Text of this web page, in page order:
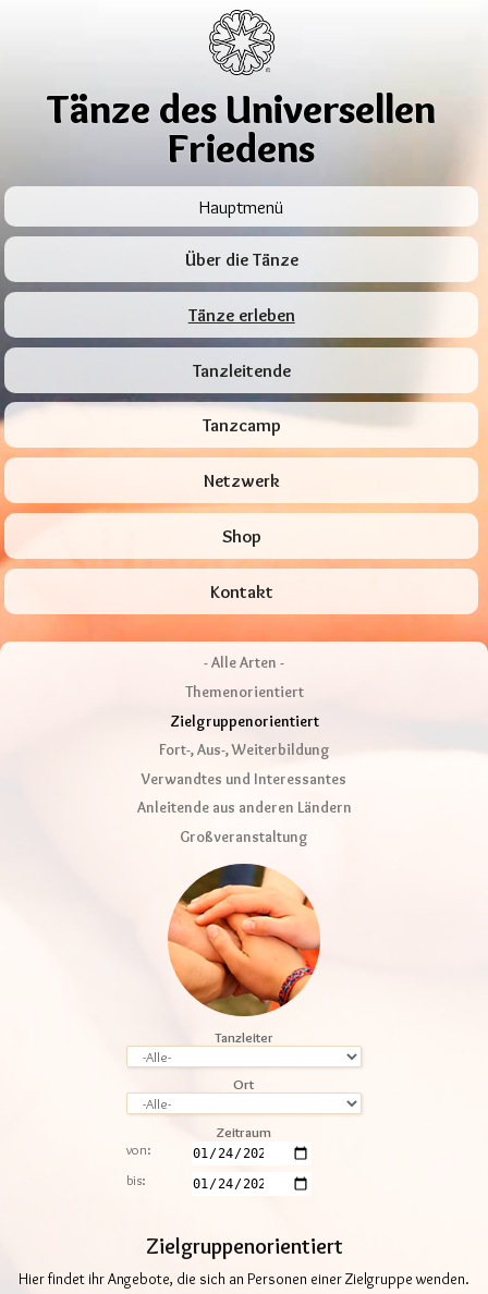
Tänze des Universellen
Friedens
Hauptmenü
Über die Tänze
Tänze erleben
Tanzleitende
Tanzcamp
Netzwerk
Shop
Kontakt
- Alle Arten -
Themenorientiert
Zielgruppenorientiert
Fort-, Aus-, Weiterbildung
Verwandtes und Interessantes
Anleitende aus anderen Ländern
Großveranstaltung
Tanzleiter
Ort
Zeitraum
von:
bis:
Zielgruppenorientiert
Hier findet ihr Angebote, die sich an Personen einer Zielgruppe wenden.